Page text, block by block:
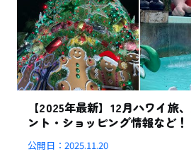
【2025年最新】12月ハワイ旅
ント・ショッピング情報など！
公開日：2025.11.20